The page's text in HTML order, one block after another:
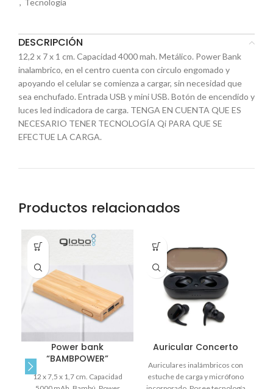
, Tecnologia
DESCRIPCIÓN
12,2 x 7 x 1 cm. Capacidad 4000 mah. Metálico. Power Bank
inalambrico, en el centro cuenta con circulo engomado y
apoyando el celular se comienza a cargar, sin necesidad que
sea enchufado. Entrada USB y mini USB. Botón de encendido y
luces led indicadora de carga. TENGA EN CUENTA QUE ES
NECESARIO TENER TECNOLOGÍA Qi PARA QUE SE
EFECTUE LA CARGA.
Productos relacionados
Power bank
“BAMBPOWER”
12 x 7,5 x 1,7 cm. Capacidad
Auricular Concerto
Auriculares inalámbricos con
estuche de carga y micrófono